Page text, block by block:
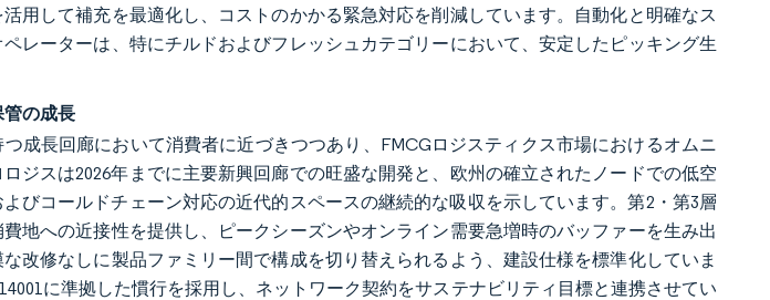
用して補充を最適化し、コストのかかる緊急対応を削減しています。自動化と明確なス
レーターは、特にチルドおよびフレッシュカテゴリーにおいて、安定したピッキング生
の成長
成長回廊において消費者に近づきつつあり、FMCGロジスティクス市場におけるオムニ
ジスは2026年までに主要新興回廊での旺盛な開発と、欧州の確立されたノードでの低空
びコールドチェーン対応の近代的スペースの継続的な吸収を示しています。第2・第3層
地への近接性を提供し、ピークシーズンやオンライン需要急増時のバッファーを生み出
改修なしに製品ファミリー間で構成を切り替えられるよう、建設仕様を標準化していま
に準拠した慣行を採用し、ネットワーク契約をサステナビリティ目標と連携させてい